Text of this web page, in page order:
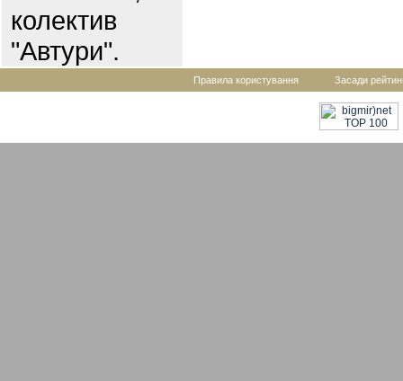
колектив
"Автури".
Правила користування Засади